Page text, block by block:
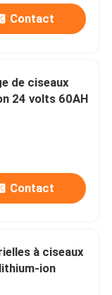
Contact
de ciseaux
24 volts 60AH
Contact
à ciseaux
ion